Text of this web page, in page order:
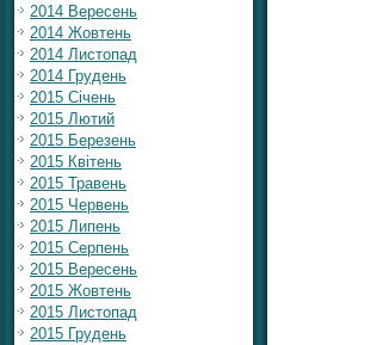
2014 Вересень
2014 Жовтень
2014 Листопад
2014 Грудень
2015 Січень
2015 Лютий
2015 Березень
2015 Квітень
2015 Травень
2015 Червень
2015 Липень
2015 Серпень
2015 Вересень
2015 Жовтень
2015 Листопад
2015 Грудень